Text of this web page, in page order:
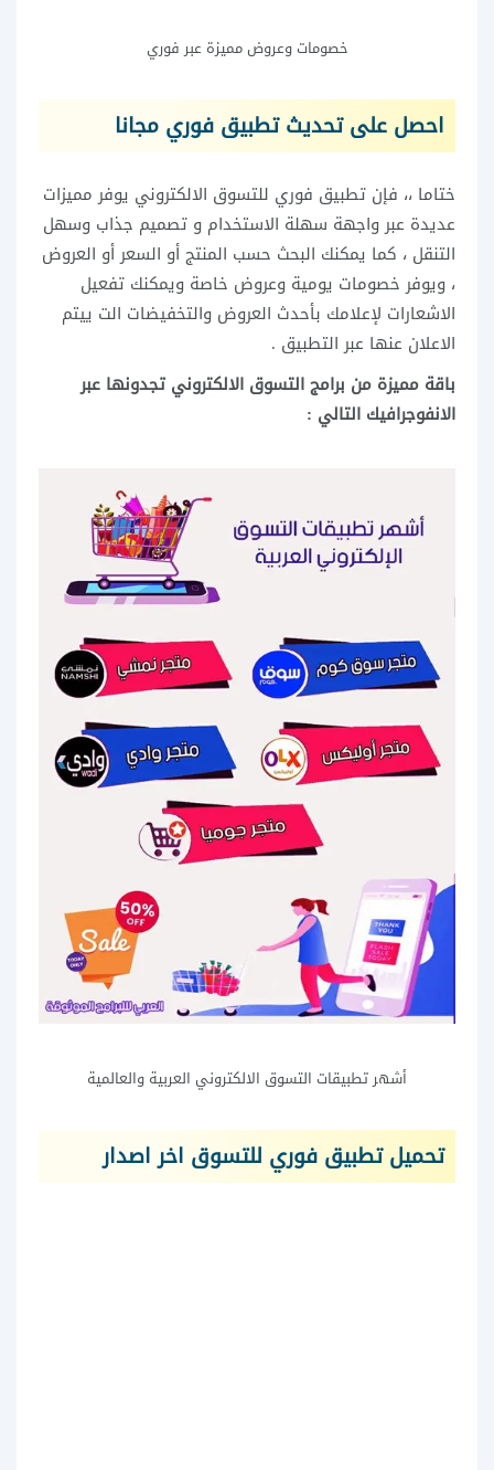
خصومات وعروض مميزة عبر فوري
احصل على تحديث تطبيق فوري مجانا
ختاما ،، فإن تطبيق فوري للتسوق الالكتروني يوفر مميزات
عديدة عبر واجهة سهلة الاستخدام و تصميم جذاب وسهل
التنقل ، كما يمكنك البحث حسب المنتج أو السعر أو العروض
، ويوفر خصومات يومية وعروض خاصة ويمكنك تفعيل
الاشعارات لإعلامك بأحدث العروض والتخفيضات الت ييتم
الاعلان عنها عبر التطبيق .
باقة مميزة من برامج التسوق الالكتروني تجدونها عبر
الانفوجرافيك التالي :
أشهر تطبيقات التسوق الالكتروني العربية والعالمية
تحميل تطبيق فوري للتسوق اخر اصدار